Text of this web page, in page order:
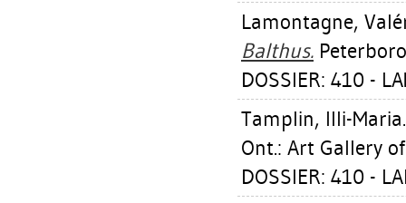
Lamontagne,
Balthus.
DOSSIER: 410 -
Tamplin, Illi-Maria
Ont.: Art Gallery
DOSSIER: 410 -